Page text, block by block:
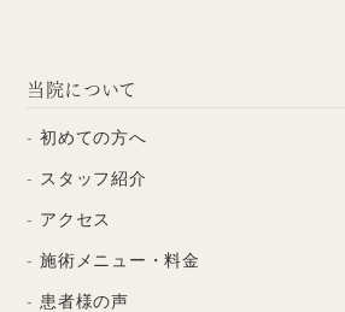
当院について
初めての方へ
スタッフ紹介
アクセス
施術メニュー・料金
患者様の声